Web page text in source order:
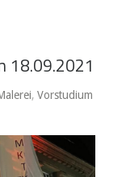
18.09.2021
, Vorstudium